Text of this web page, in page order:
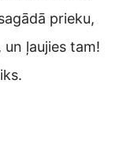
prieku,
un ļaujies tam!